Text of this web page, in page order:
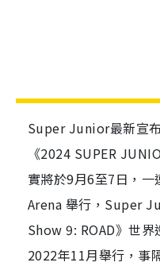
Super Junior最新宣
《2024 SUPER
實將於9月6至7日，
Arena 舉行，Super
Show 9: ROAD》世
2022年11月舉行，事